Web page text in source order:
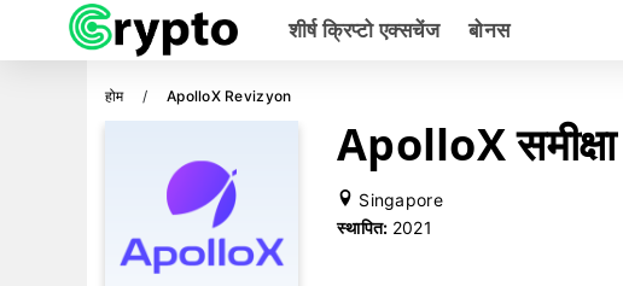
शीर्ष क्रिप्टो एक्सचेंज बोनस
होम ApolloX Revizyon
ApolloX समीक्षा
Singapore
स्थापित: 2021